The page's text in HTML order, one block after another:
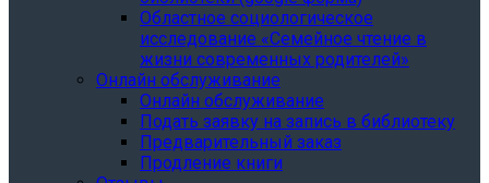
Областное социологическое
исследование «Семейное чтение в
жизни современных родителей»
Онлайн обслуживание
Онлайн обслуживание
Подать заявку на запись в библиотеку
Предварительный заказ
Продление книги